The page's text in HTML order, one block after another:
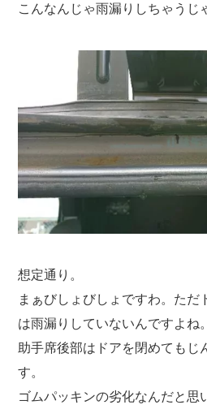
こんなんじゃ雨漏りしちゃうじ
想定通り。
まぁびしょびしょですわ。ただ
は雨漏りしていないんですよね。
助手席後部はドアを閉めてもじ
す。
ゴムパッキンの劣化なんだと思